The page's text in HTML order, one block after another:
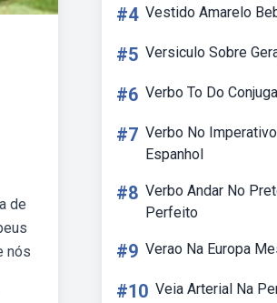
de
nós
#4 Vestido Amarelo
#5 Versiculo Sobre
#6 Verbo To Do
#7 Verbo No
Espanhol
#8 Verbo Andar No
Perfeito
#9 Verao Na Europa
#10 Veia Arterial Na